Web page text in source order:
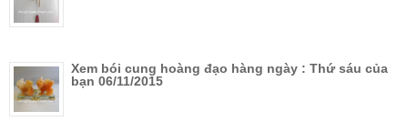
Xem bói cung hoàng đạo hàng ngày : Thứ sáu của
bạn 06/11/2015